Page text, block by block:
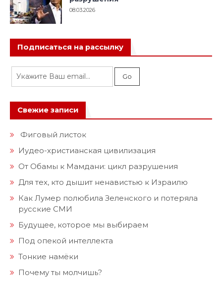
08.03.2026
Подписаться на рассылку
Свежие записи
Фиговый листок
Иудео-христианская цивилизация
От Обамы к Мамдани: цикл разрушения
Для тех, кто дышит ненавистью к Израилю
Как Лумер полюбила Зеленского и потеряла
русские СМИ
Будущее, которое мы выбираем
Под опекой интеллекта
Тонкие намёки
Почему ты молчишь?